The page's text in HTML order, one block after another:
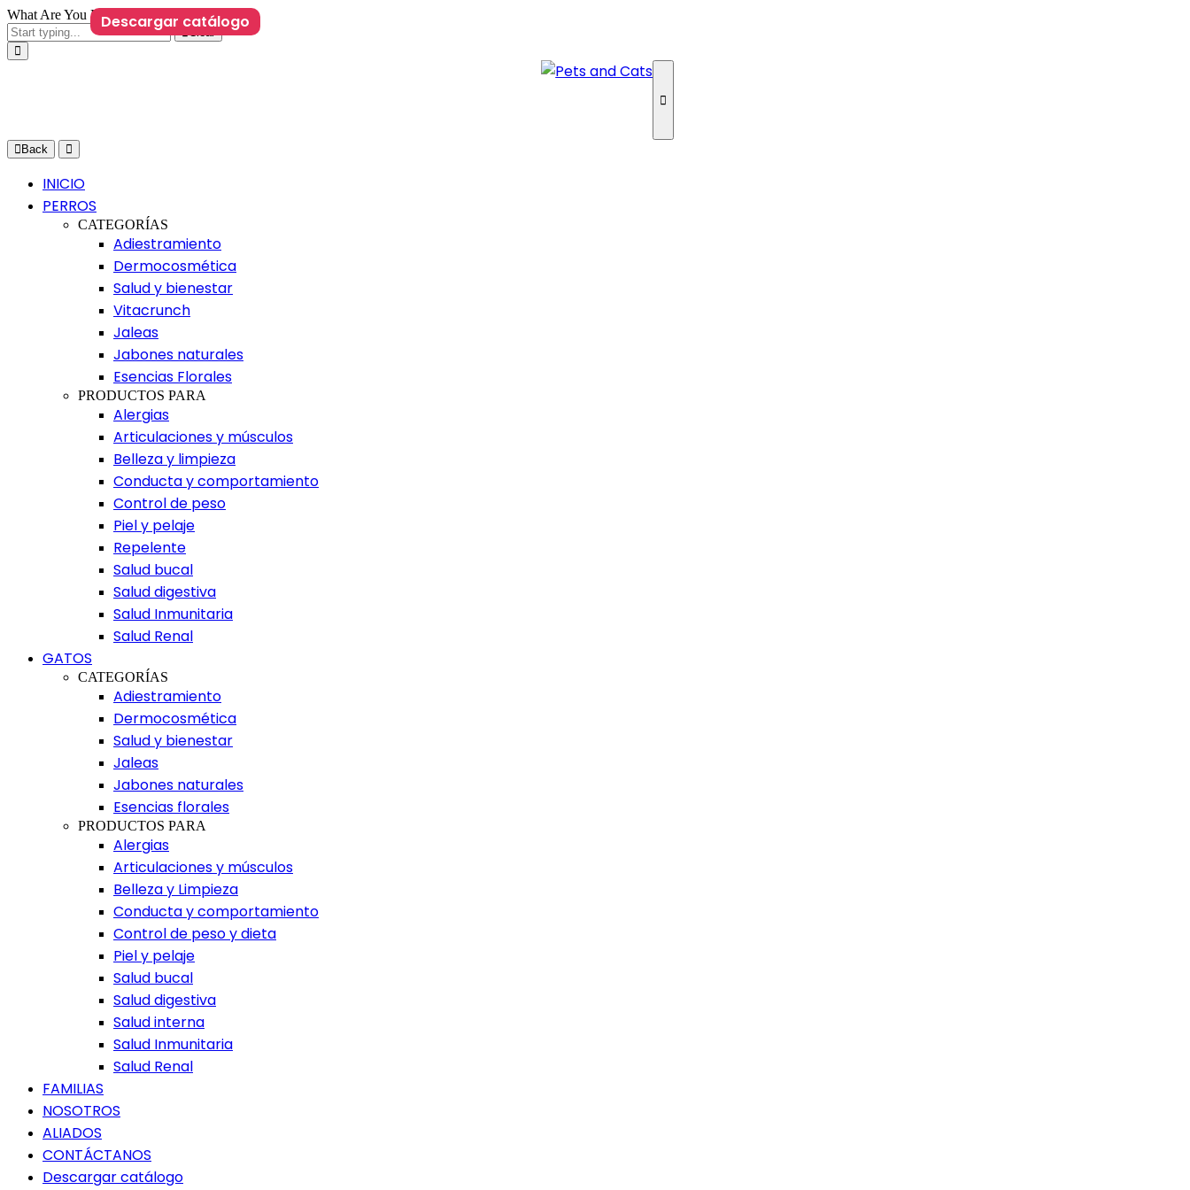
What Are You Looking For?
Clear
Descargar catálogo
Back
INICIO
PERROS
CATEGORÍAS
Adiestramiento
Dermocosmética
Salud y bienestar
Vitacrunch
Jaleas
Jabones naturales
Esencias Florales
PRODUCTOS PARA
Alergias
Articulaciones y músculos
Belleza y limpieza
Conducta y comportamiento
Control de peso
Piel y pelaje
Repelente
Salud bucal
Salud digestiva
Salud Inmunitaria
Salud Renal
GATOS
CATEGORÍAS
Adiestramiento
Dermocosmética
Salud y bienestar
Jaleas
Jabones naturales
Esencias florales
PRODUCTOS PARA
Alergias
Articulaciones y músculos
Belleza y Limpieza
Conducta y comportamiento
Control de peso y dieta
Piel y pelaje
Salud bucal
Salud digestiva
Salud interna
Salud Inmunitaria
Salud Renal
FAMILIAS
NOSOTROS
ALIADOS
CONTÁCTANOS
Descargar catálogo